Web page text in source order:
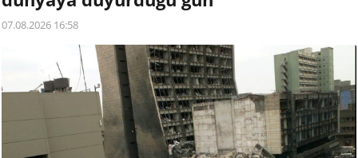
07.08.2026 16:58